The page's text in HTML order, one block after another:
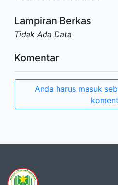
Lampiran Berkas
Tidak Ada Data
Komentar
Anda harus masuk